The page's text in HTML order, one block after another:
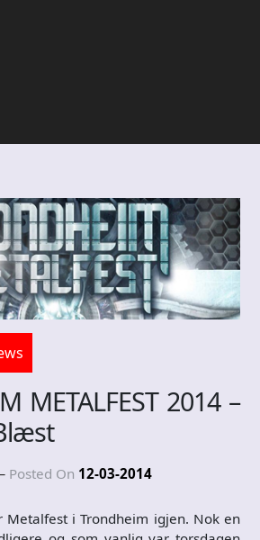
METALFEST 2014 –
Posted On 12-03-2014
Metalfest i Trondheim igjen. Nok en